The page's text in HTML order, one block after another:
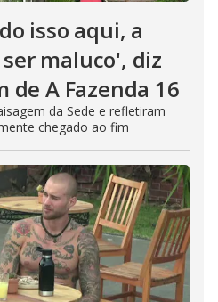
isso aqui, a
maluco', diz
de A Fazenda 16
da Sede e refletiram
chegado ao fim